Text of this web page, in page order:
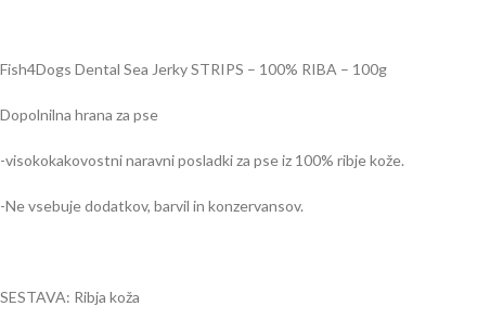
Fish4Dogs Dental Sea Jerky STRIPS – 100% RIBA – 100g
Dopolnilna hrana za pse
-visokokakovostni naravni posladki za pse iz 100% ribje kože.
-Ne vsebuje dodatkov, barvil in konzervansov.
SESTAVA: Ribja koža